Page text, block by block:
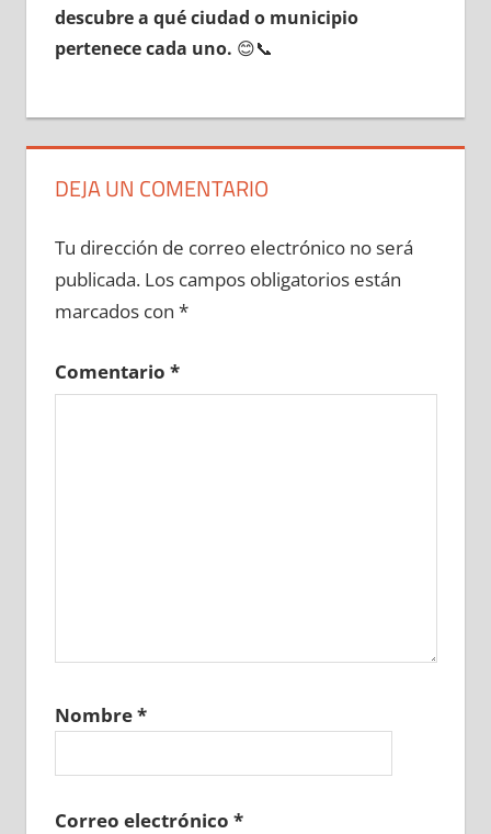
descubre а qué ciudad ο municipio
pertenece cada uno. 😊📞
DEJA UN COMENTARIO
Tu dirección de correo electrónico no será
publicada. Los campos obligatorios están
marcados con *
Comentario *
Nombre*
Correo electrónico *